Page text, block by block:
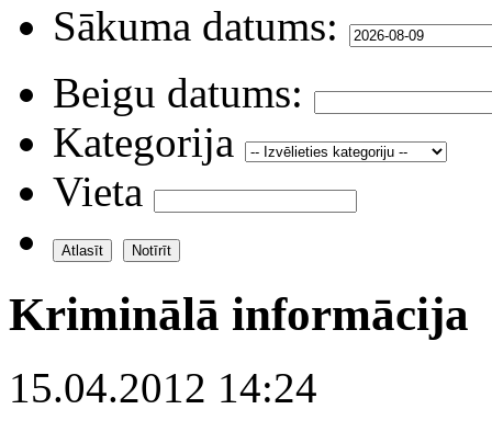
Sākuma datums:
Beigu datums:
Kategorija
Vieta
Kriminālā informācija
15.04.2012 14:24